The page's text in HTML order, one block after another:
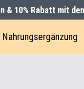
10% Rabatt mit
Nahrungsergänzung